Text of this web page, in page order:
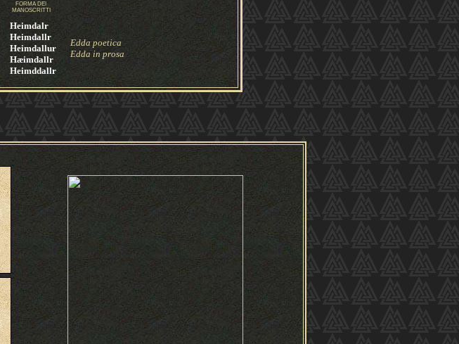
FORMA DEI
MANOSCRITTI
Heimdalr
Heimdallr
Heimdallur
Hæimdallr
Heimddallr
Edda poetica
Edda in prosa